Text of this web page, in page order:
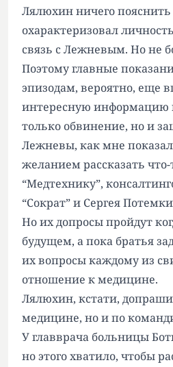
Лялюхин ничего пояснить
охарактеризовал
связь с Лежневым. Но не
Поэтому главные
эпизодам, вероятно, еще
интересную информацию
только обвинение, но и
Лежневы, как мне
желанием рассказать
“Медтехнику”,
“Сократ” и Сергея
Но их допросы пройдут
будущем, а пока братья
их вопросы каждому из
отношение к медицине.
Лялюхин, кстати,
медицине, но и по
У главврача больницы
но этого хватило, чтобы